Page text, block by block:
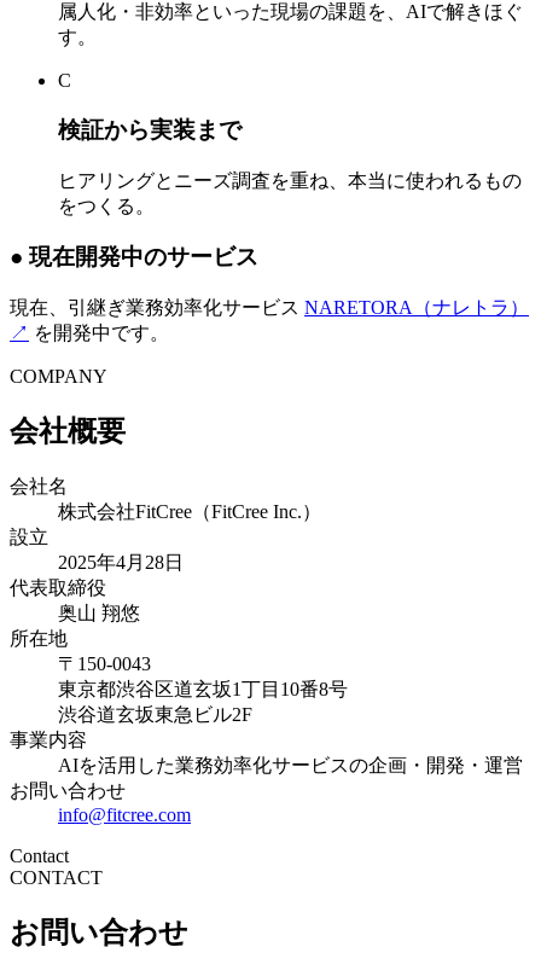
属人化・非効率といった現場の課題を、AIで解きほぐ
す。
C
検証から実装まで
ヒアリングとニーズ調査を重ね、本当に使われるもの
をつくる。
● 現在開発中のサービス
現在、引継ぎ業務効率化サービス NARETORA（ナレトラ）
↗ を開発中です。
COMPANY
会社概要
会社名
株式会社FitCree（FitCree Inc.）
設立
2025年4月28日
代表取締役
奥山 翔悠
所在地
〒150-0043
東京都渋谷区道玄坂1丁目10番8号
渋谷道玄坂東急ビル2F
事業内容
AIを活用した業務効率化サービスの企画・開発・運営
お問い合わせ
info@fitcree.com
Contact
CONTACT
お問い合わせ